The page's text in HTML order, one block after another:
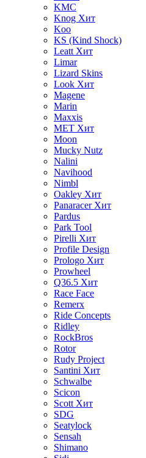
KMC
Knog Хит
Koo
KS (Kind Shock)
Leatt Хит
Limar
Lizard Skins
Look Хит
Magene
Marin
Maxxis
MET Хит
Moon
Mucky Nutz
Nalini
Navihood
Nimbl
Oakley Хит
Panaracer Хит
Pardus
Park Tool
Pirelli Хит
Profile Design
Prologo Хит
Prowheel
Q36.5 Хит
Race Face
Remerx
Ride Concepts
Ridley
RockBros
Rotor
Rudy Project
Santini Хит
Schwalbe
Scicon
Scott Хит
SDG
Seatylock
Sensah
Shimano